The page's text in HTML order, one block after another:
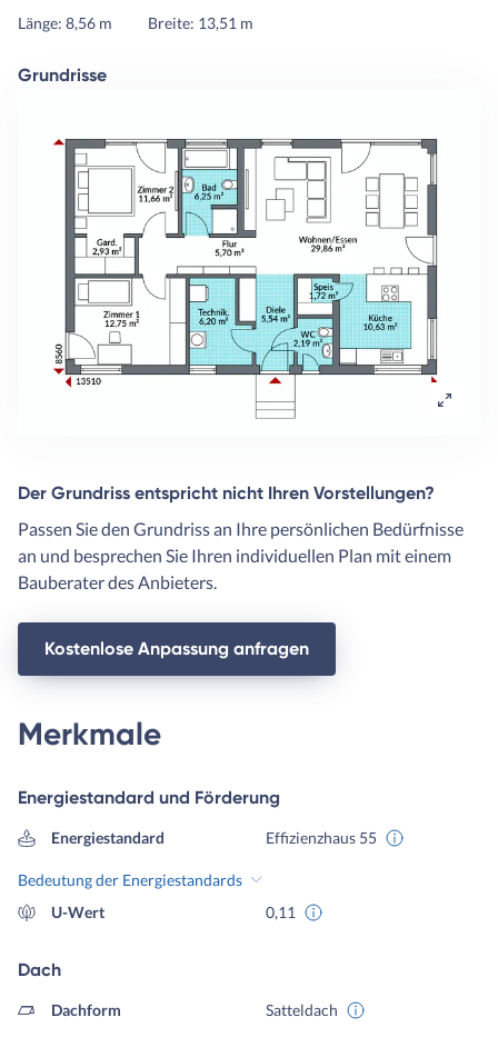
Länge: 8,56 m Breite: 13,51 m
Grundrisse
Der Grundriss entspricht nicht Ihren Vorstellungen?
Passen Sie den Grundriss an Ihre persönlichen Bedürfnisse
an und besprechen Sie Ihren individuellen Plan mit einem
Bauberater des Anbieters.
Kostenlose Anpassung anfragen
Merkmale
Energiestandard und Förderung
Energiestandard Effizienzhaus 55
Bedeutung der Energiestandards
U-Wert
0,11
Dach
Dachform Satteldach